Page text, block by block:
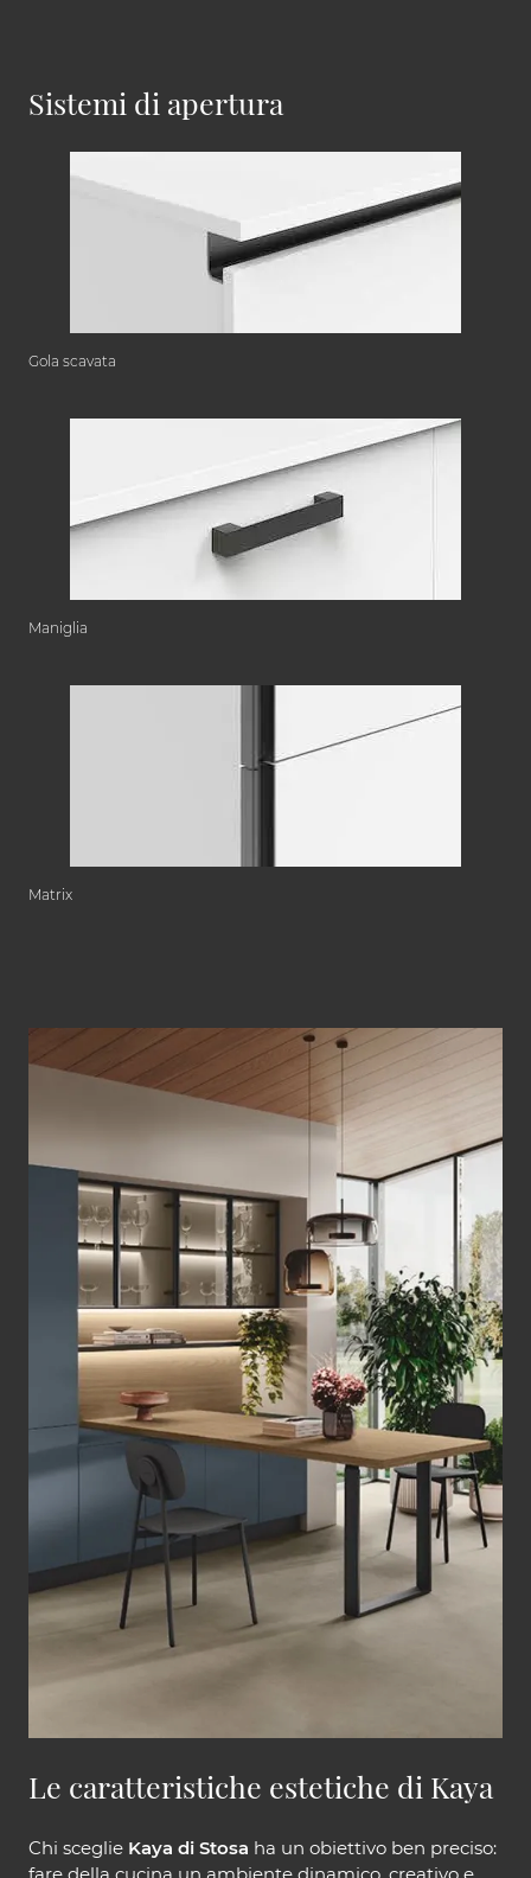
Sistemi di apertura
Gola scavata
Maniglia
Matrix
Le caratteristiche estetiche di Kaya
Chi sceglie Kaya di Stosa ha un obiettivo ben preciso: